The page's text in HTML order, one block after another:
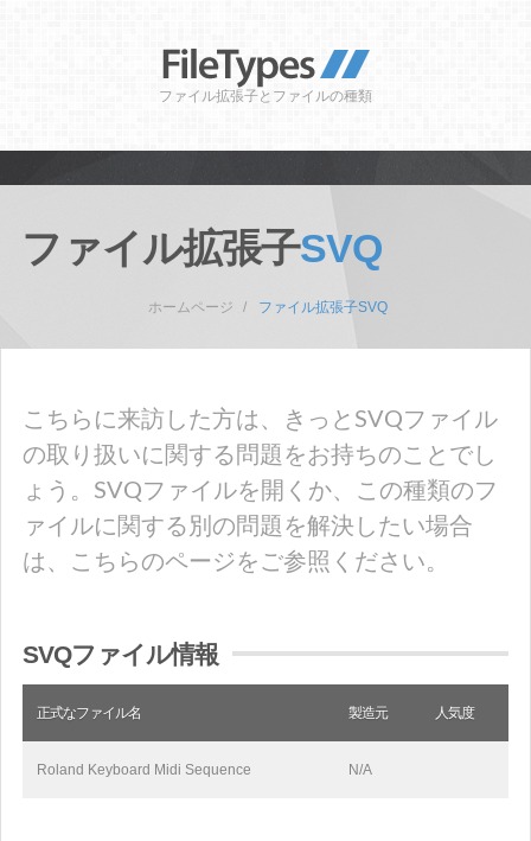
ファイル拡張子とファイルの種類
ファイル拡張子SVQ
ホームページ ファイル拡張子SVQ
こちらに来訪した方は、きっとSVQファイル
の取り扱いに関する問題をお持ちのことでし
ょう。SVQファイルを開くか、この種類のフ
ァイルに関する別の問題を解決したい場合
は、こちらのページをご参照ください。
SVQファイル情報
正式なファイル名 製造元 人気度
Roland Keyboard Midi Sequence N/A